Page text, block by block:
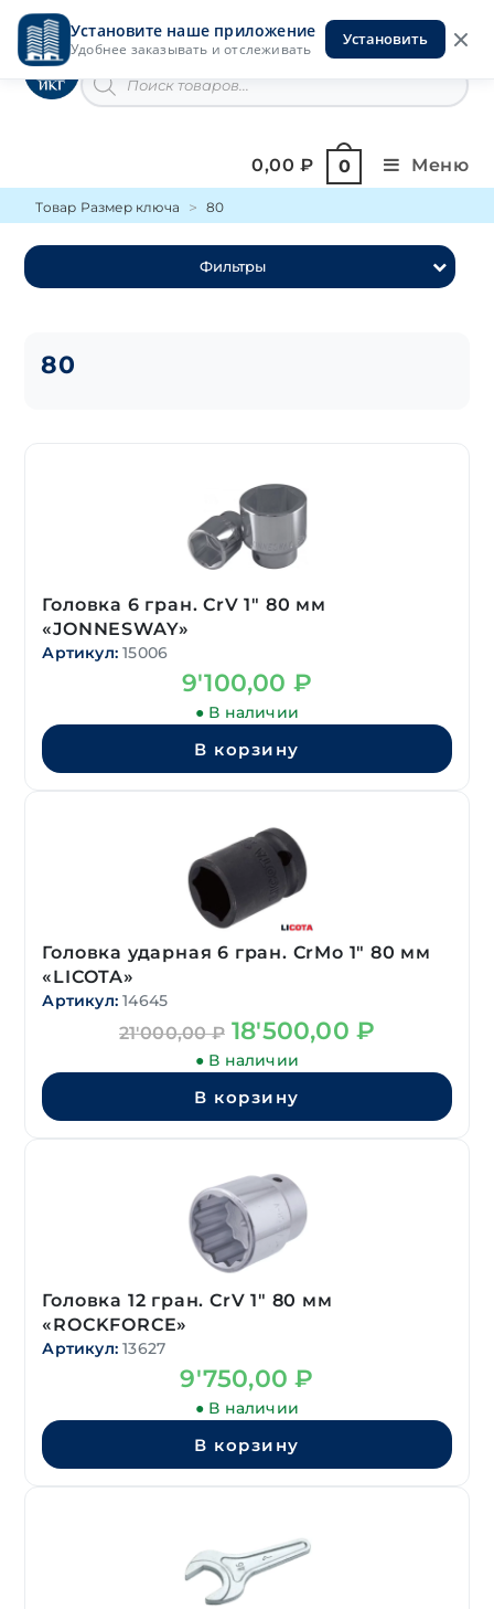
Установите наше приложение
Удобнее заказывать и отслеживать
Установить
Перейти
содержимомуИнструменты на Горской
товаров
0,00₽ 0 Меню
Товар Размер ключа 80
Фильтры
80
Головка 6 гран. CrV 1″ 80 мм
«JONNESWAY»
Артикул: 15006
9'100,00 ₽
● В наличии
В корзину
Головка ударная 6 гран. CrMo 1″ 80 мм
«LICOTA»
Артикул: 14645
21'000,00₽ Первоначальная
цена
составляла
21'000,00 ₽.
18'500,00₽
18'500,00 ₽.
● В наличии
В корзину
Головка 12 гран. CrV 1″ 80 мм
«ROCKFORCE»
Артикул: 13627
9'750,00₽
● В наличии
В корзину